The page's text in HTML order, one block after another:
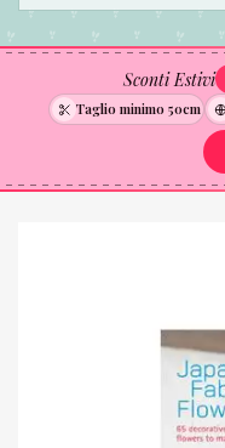
Sconti Estivi
Taglio minimo 50cm